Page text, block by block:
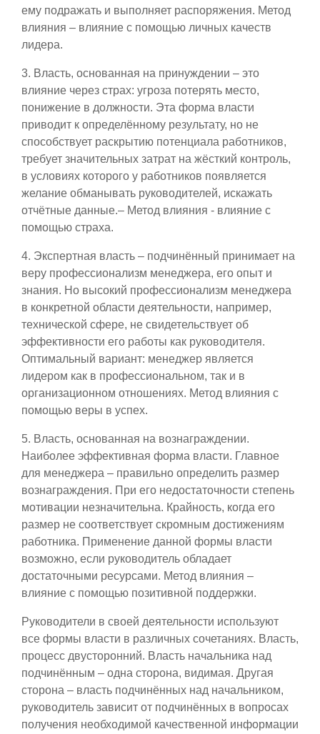
ему подражать и выполняет распоряжения. Метод
влияния – влияние с помощью личных качеств
лидера.
3. Власть, основанная на принуждении – это
влияние через страх: угроза потерять место,
понижение в должности. Эта форма власти
приводит к определённому результату, но не
способствует раскрытию потенциала работников,
требует значительных затрат на жёсткий контроль,
в условиях которого у работников появляется
желание обманывать руководителей, искажать
отчётные данные.– Метод влияния - влияние с
помощью страха.
4. Экспертная власть – подчинённый принимает на
веру профессионализм менеджера, его опыт и
знания. Но высокий профессионализм менеджера
в конкретной области деятельности, например,
технической сфере, не свидетельствует об
эффективности его работы как руководителя.
Оптимальный вариант: менеджер является
лидером как в профессиональном, так и в
организационном отношениях. Метод влияния с
помощью веры в успех.
5. Власть, основанная на вознаграждении.
Наиболее эффективная форма власти. Главное
для менеджера – правильно определить размер
вознаграждения. При его недостаточности степень
мотивации незначительна. Крайность, когда его
размер не соответствует скромным достижениям
работника. Применение данной формы власти
возможно, если руководитель обладает
достаточными ресурсами. Метод влияния –
влияние с помощью позитивной поддержки.
Руководители в своей деятельности используют
все формы власти в различных сочетаниях. Власть,
процесс двусторонний. Власть начальника над
подчинённым – одна сторона, видимая. Другая
сторона – власть подчинённых над начальником,
руководитель зависит от подчинённых в вопросах
получения необходимой качественной информации